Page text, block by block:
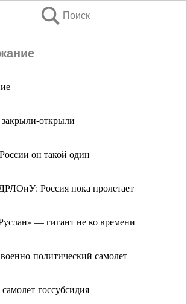
Поиск
открыли
он такой один
Россия пока пролетает
— гигант не ко времени
политический самолет
госсубсидия